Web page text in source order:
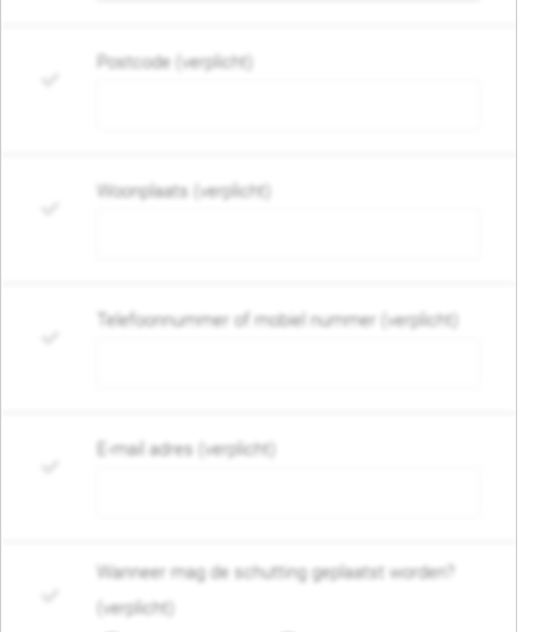
Postcode (verplicht)
Woonplaats (verplicht)
Telefoonnummer of mobiel nummer (verplicht)
E-mail adres (verplicht)
Wanneer mag de schutting geplaatst worden?
(verplicht)